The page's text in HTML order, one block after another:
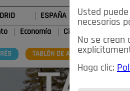
ESPAÑA DEPORTES
Economía Ciencia&Tecnología
TABLÓN DE ANUNCIOS MIS
Usted
necesarias
No se crean
Haga clic: